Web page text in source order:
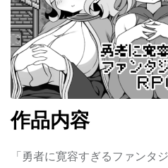
作品内容
「勇者に寛容すぎるファンタ